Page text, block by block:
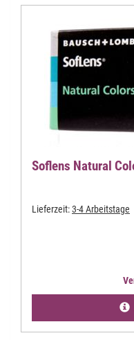
Soflens Natural
Lieferzeit:3-4 Arbeitstage